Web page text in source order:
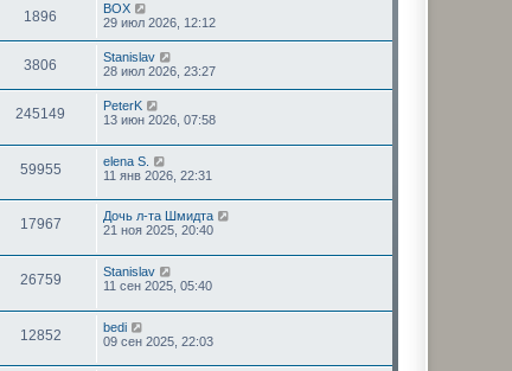
1896
BOX
29 июл 2026, 12:12
3806
Stanislav
28 июл 2026, 23:27
245149
PeterK
13 июн 2026, 07:58
59955
elena S.
11 янв 2026, 22:31
17967
Дочь л-та Шмидта
21 ноя 2025, 20:40
26759
Stanislav
11 сен 2025, 05:40
12852
bedi
09 сен 2025, 22:03